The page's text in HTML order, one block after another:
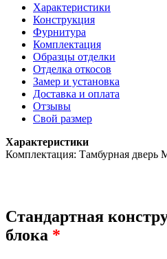
Характеристики
Конструкция
Фурнитура
Комплектация
Образцы отделки
Отделка откосов
Замер и установка
Доставка и оплата
Отзывы
Свой размер
Характеристики
Комплектация: Тамбурная дверь
Стандартная
блока *